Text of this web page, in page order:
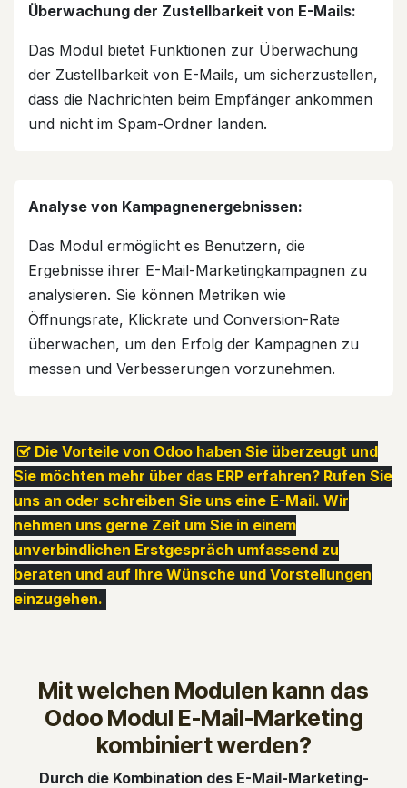
Überwachung der Zustellbarkeit von E-Mails:
Das Modul bietet Funktionen zur Überwachung
der Zustellbarkeit von E-Mails, um sicherzustellen,
dass die Nachrichten beim Empfänger ankommen
und nicht im Spam-Ordner landen.
Analyse von Kampagnenergebnissen:
Das Modul ermöglicht es Benutzern, die
Ergebnisse ihrer E-Mail-Marketingkampagnen zu
analysieren. Sie können Metriken wie
Öffnungsrate, Klickrate und Conversion-Rate
überwachen, um den Erfolg der Kampagnen zu
messen und Verbesserungen vorzunehmen.
Die Vorteile von Odoo haben Sie überzeugt und
Sie möchten mehr über das ERP erfahren? Rufen Sie
uns an oder schreiben Sie uns eine E-Mail. Wir
nehmen uns gerne Zeit um Sie in einem
unverbindlichen Erstgespräch umfassend zu
beraten und auf Ihre Wünsche und Vorstellungen
einzugehen.
Mit welchen Modulen kann das
Odoo Modul E-Mail-Marketing
kombiniert werden?
Durch die Kombination des E-Mail-Marketing-